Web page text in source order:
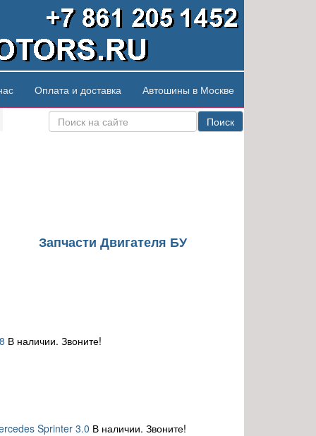
Оплата и доставка Автошины в Москве
Поиск
Запчасти Двигателя БУ
В наличии. Звоните!
Sprinter 3.0 В наличии. Звоните!